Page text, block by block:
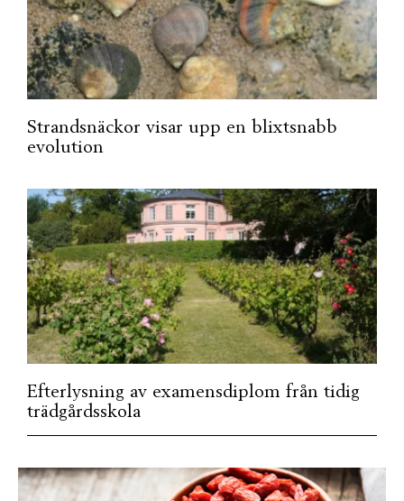
Strandsnäckor visar upp en blixtsnabb
evolution
Efterlysning av examensdiplom från tidig
trädgårdsskola